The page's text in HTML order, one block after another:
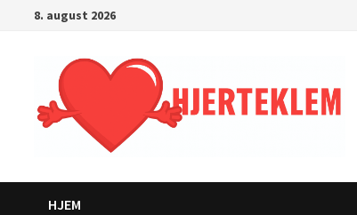
8. august 2026
HJEM